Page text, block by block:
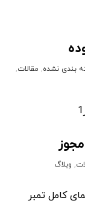
بندی نشده, مقالات,
, وبلاگ